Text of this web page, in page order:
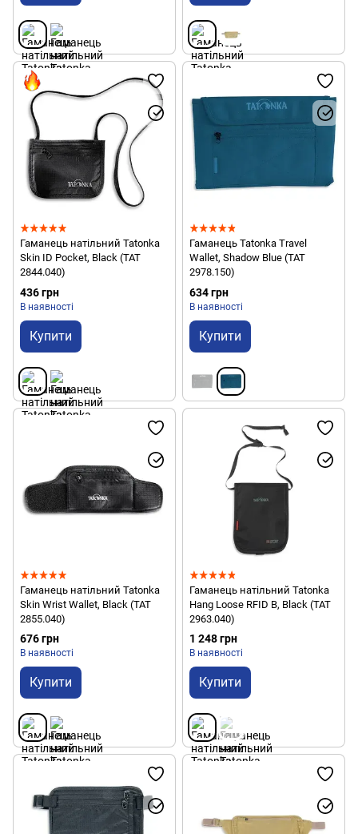
Гаманець натільний Tatonka
Skin ID Pocket, Black (TAT
2844.040)
436 грн
В наявності
Купити
Гаманець Tatonka Travel
Wallet, Shadow Blue (TAT
2978.150)
634 грн
В наявності
Купити
Гаманець натільний Tatonka
Skin Wrist Wallet, Black (TAT
2855.040)
676 грн
В наявності
Купити
Гаманець натільний Tatonka
Hang Loose RFID B, Black (TAT
2963.040)
1 248 грн
В наявності
Купити